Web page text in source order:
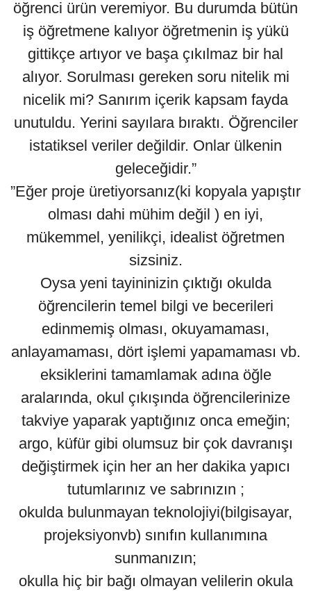
öğrenci ürün veremiyor. Bu durumda bütün
iş öğretmene kalıyor öğretmenin iş yükü
gittikçe artıyor ve başa çıkılmaz bir hal
alıyor. Sorulması gereken soru nitelik mi
nicelik mi? Sanırım içerik kapsam fayda
unutuldu. Yerini sayılara bıraktı. Öğrenciler
istatiksel veriler değildir. Onlar ülkenin
geleceğidir.”
”Eğer proje üretiyorsanız(ki kopyala yapıştır
olması dahi mühim değil ) en iyi,
mükemmel, yenilikçi, idealist öğretmen
sizsiniz.
Oysa yeni tayininizin çıktığı okulda
öğrencilerin temel bilgi ve becerileri
edinmemiş olması, okuyamaması,
anlayamaması, dört işlemi yapamaması vb.
eksiklerini tamamlamak adına öğle
aralarında, okul çıkışında öğrencilerinize
takviye yaparak yaptığınız onca emeğin;
argo, küfür gibi olumsuz bir çok davranışı
değiştirmek için her an her dakika yapıcı
tutumlarınız ve sabrınızın ;
okulda bulunmayan teknolojiyi(bilgisayar,
projeksiyonvb) sınıfın kullanımına
sunmanızın;
okulla hiç bir bağı olmayan velilerin okula